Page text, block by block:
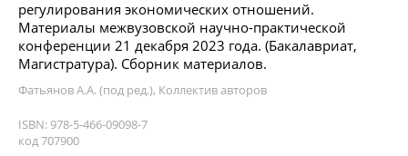
регулирования экономических отношений.
Материалы межвузовской научно-практической
конференции 21 декабря 2023 года. (Бакалавриат,
Магистратура). Сборник материалов.
Фатьянов А.А. (под ред.), Коллектив авторов
ISBN: 978-5-466-09098-7
код 707900